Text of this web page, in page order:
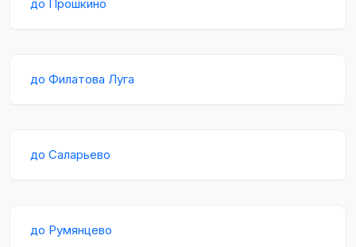
до Прошкино
до Филатова Луга
до Саларьево
до Румянцево